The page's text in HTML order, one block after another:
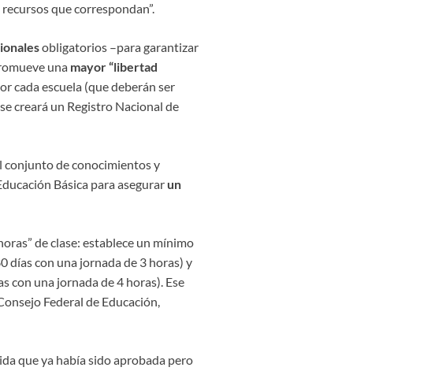
que correspondan”.
obligatorios –para garantizar
una mayor “libertad
cada escuela (que deberán ser
creará un Registro Nacional de
conjunto de conocimientos y
Básica para asegurar un
de clase: establece un mínimo
días con una jornada de 3 horas) y
con una jornada de 4 horas). Ese
Federal de Educación,
que ya había sido aprobada pero